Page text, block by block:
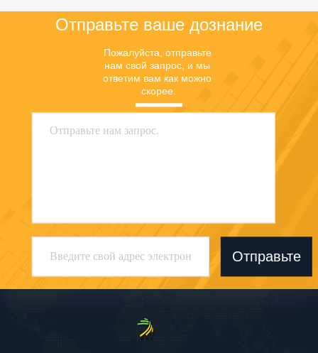
Отправьте ваше дознание
Пожалуйста, отправьте
нам свой запрос, и мы
ответим вам как можно
скорее.
Отправьте